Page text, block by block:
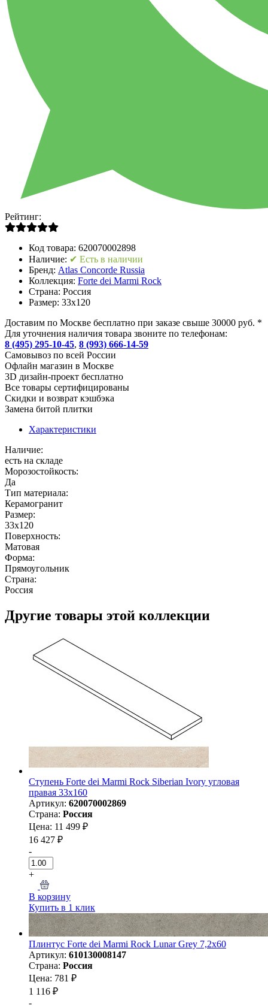
Рейтинг:
Код товара: 620070002898
Наличие: ✔ Есть в наличии
Бренд: Atlas Concorde Russia
Коллекция: Forte dei Marmi Rock
Страна: Россия
Размер: 33x120
Доставим по Москве бесплатно при заказе свыше 30000 руб. *
Для уточнения наличия товара звоните по телефонам:
8 (495) 295-10-45, 8 (993) 666-14-59
Cамовывоз по всей России
Офлайн магазин в Москве
3D дизайн-проект бесплатно
Все товары сертифицированы
Скидки и возврат кэшбэка
Замена битой плитки
Характеристики
Наличие:
есть на складе
Морозостойкость:
Да
Тип материала:
Керамогранит
Размер:
33x120
Поверхность:
Матовая
Форма:
Прямоугольник
Страна:
Россия
Другие товары этой коллекции
Ступень Forte dei Marmi Rock Siberian Ivory угловая
правая 33x160
Артикул: 620070002869
Страна: Россия
Цена: 11 499 ₽
16 427 ₽
-
+
В корзину
Купить в 1 клик
Плинтус Forte dei Marmi Rock Lunar Grey 7,2x60
Артикул: 610130008147
Страна: Россия
Цена: 781 ₽
1 116 ₽
-